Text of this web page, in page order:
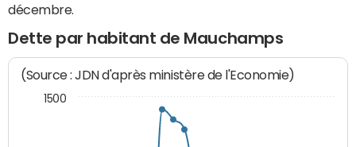
décembre.
Dette par habitant de Mauchamps
(Source : JDN d'après ministère de l'Economie)
1500